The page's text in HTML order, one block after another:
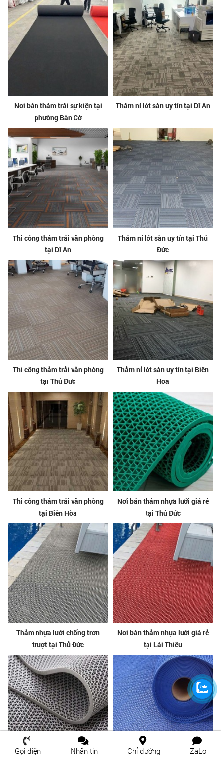
Nơi bán thảm trải sự kiện tại
phường Bàn Cờ
Thảm nỉ lót sàn uy tín tại Dĩ An
Thi công thảm trải văn phòng
tại Dĩ An
Thảm nỉ lót sàn uy tín tại Thủ
Đức
Thi công thảm trải văn phòng
tại Thủ Đức
Thảm nỉ lót sàn uy tín tại Biên
Hòa
Thi công thảm trải văn phòng
tại Biên Hòa
Nơi bán thảm nhựa lưới giá rẻ
tại Thủ Đức
Thảm nhựa lưới chống trơn
trượt tại Thủ Đức
Nơi bán thảm nhựa lưới giá rẻ
tại Lái Thiêu
Gọi điện Nhắn tin Chỉ đường ZaLo